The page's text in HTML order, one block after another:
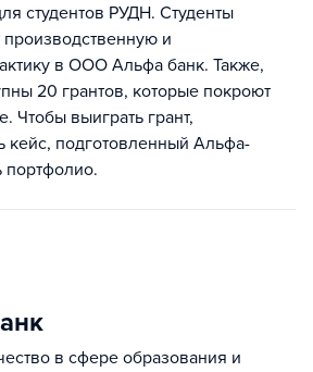
студентов РУДН. Студенты
и
в ООО Альфа банк. Также,
20 грантов, которые покроют
Чтобы выиграть грант,
кейс, подготовленный Альфа-
портфолио.
в сфере образования и